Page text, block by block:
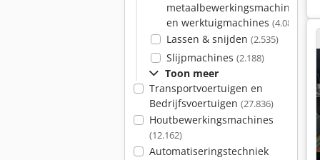
metaalbewerkingsmachines
en werktuigmachines (4.086)
Lassen & snijden (2.535)
Slijpmachines (2.188)
Toon meer
Transportvoertuigen en
Bedrijfsvoertuigen (27.836)
Houtbewerkingsmachines
(12.162)
Automatiseringstechniek